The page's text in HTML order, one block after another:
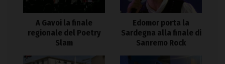
A Gavoi la finale
regionale del Poetry
Slam
Edomor porta la
Sardegna alla finale di
Sanremo Rock